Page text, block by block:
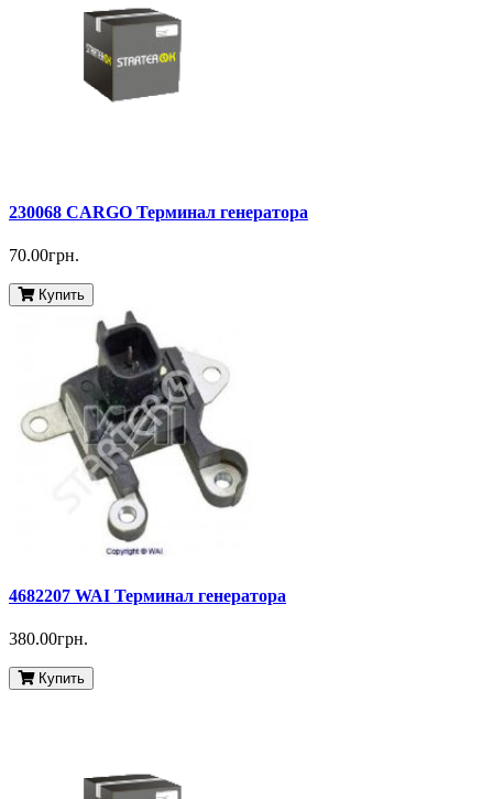
230068 CARGO Терминал генератора
70.00грн.
Купить
4682207 WAI Терминал генератора
380.00грн.
Купить